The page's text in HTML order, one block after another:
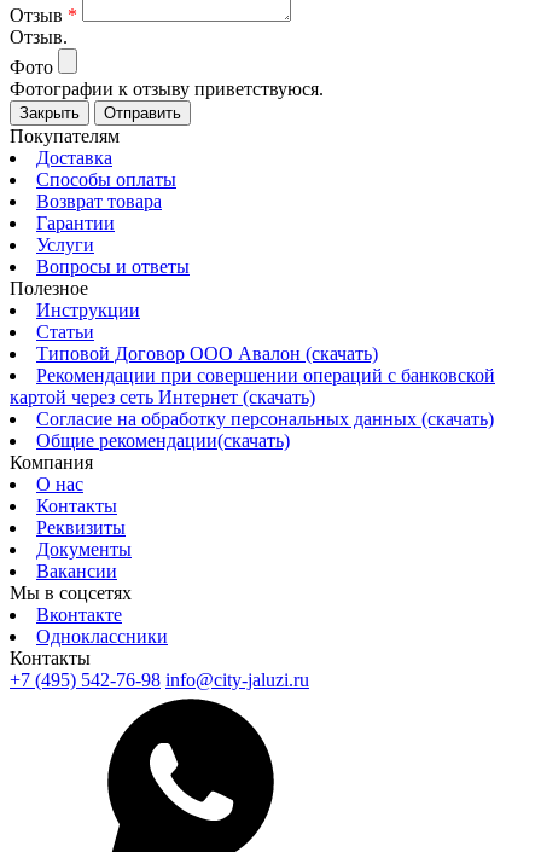
Отзыв *
Отзыв.
Фото
Фотографии к отзыву приветствуюся.
Закрыть Отправить
Покупателям
Доставка
Способы оплаты
Возврат товара
Гарантии
Услуги
Вопросы и ответы
Полезное
Инструкции
Статьи
Типовой Договор ООО Авалон (скачать)
Рекомендации при совершении операций с банковской
картой через сеть Интернет (скачать)
Согласие на обработку персональных данных (скачать)
Общие рекомендации(скачать)
Компания
О нас
Контакты
Реквизиты
Документы
Вакансии
Мы в соцсетях
Вконтакте
Одноклассники
Контакты
+7 (495) 542-76-98 info@city-jaluzi.ru